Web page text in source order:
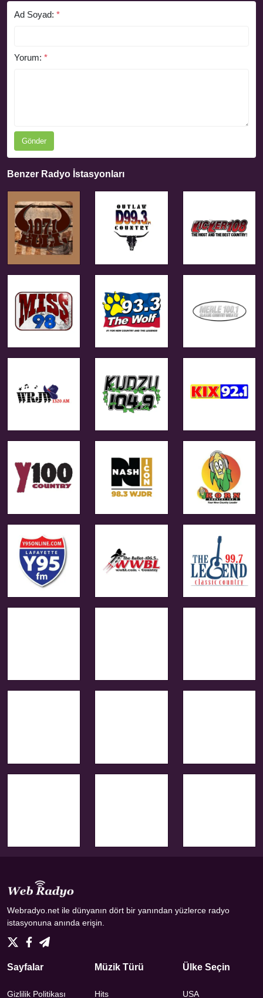
Ad Soyad: *
Yorum: *
Gönder
Benzer Radyo İstasyonları
Webradyo.net ile dünyanın dört bir yanından yüzlerce radyo
istasyonuna anında erişin.
Sayfalar
Gizlilik Politikası
Müzik Türü
Hits
Ülke Seçin
USA